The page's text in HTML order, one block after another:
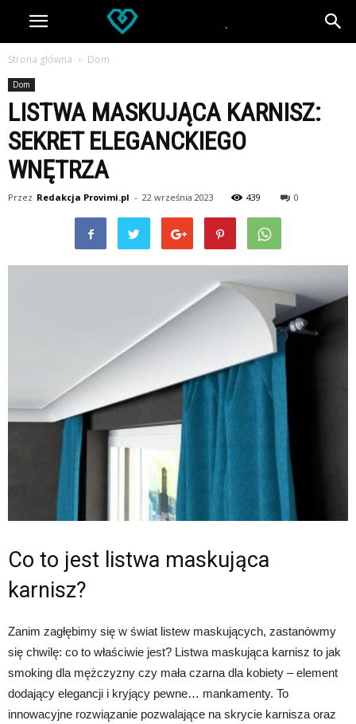
Strona główna Dom
Dom
LISTWA MASKUJĄCA KARNISZ:
SEKRET ELEGANCKIEGO
WNĘTRZA
Przez Redakcja Provimi.pl - 22 września 2023 439 0
Co to jest listwa maskująca
karnisz?
Zanim zagłębimy się w świat listew maskujących, zastanówmy
się chwilę: co to właściwie jest? Listwa maskująca karnisz to jak
smoking dla mężczyzny czy mała czarna dla kobiety – element
dodający elegancji i kryjący pewne… mankamenty. To
innowacyjne rozwiązanie pozwalające na skrycie karnisza oraz